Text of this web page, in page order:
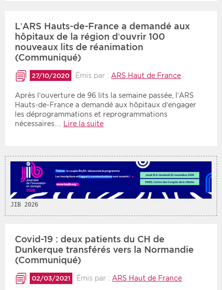
Médico-social
Période
Choisir une date de débutChoisir une date de fin
Tri
Chronologique
Inversé
L’ARS Hauts-de-France a demandé aux
hôpitaux de la région d’ouvrir 100
nouveaux lits de réanimation
(Communiqué)
27/10/2020 Émis par : ARS Haut de France
Après l’ouverture de 96 lits la semaine passée, l’ARS
Hauts-de-France a demandé aux hôpitaux d’engager
les déprogrammations et reprogrammations
nécessaires…
Lire la suite
JIB 2026
Covid-19 : deux patients du CH de
Dunkerque transférés vers la Normandie
(Communiqué)
02/03/2021 Émis par : ARS Haut de France